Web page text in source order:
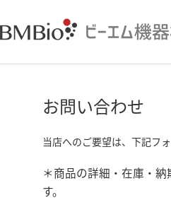
お問い合わせ
当店へのご要望は、下記フ
＊商品の詳細・在庫・
す。